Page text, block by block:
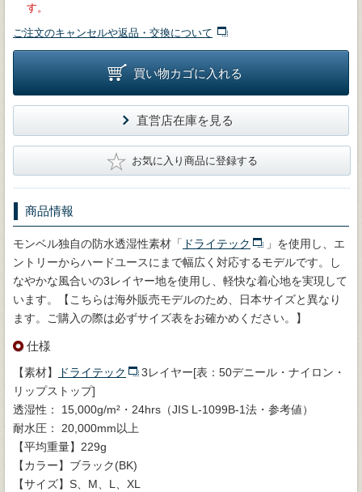
す。
ご注文のキャンセルや返品・交換について
買い物カゴに入れる
直営店在庫を見る
★ お気に入り商品に登録する
商品情報
モンベル独自の防水透湿性素材「 ドライテック
」を使用し、エ
ントリーからハードユースにまで幅広く対応するモデルです。し
なやかな風合いの3レイヤー地を使用し、軽快な着心地を実現して
います。【こちらは海外販売モデルのため、日本サイズと異なり
ます。ご購入の際は必ずサイズ表をお確かめください。】
仕様
【素材】 ドライテック
3レイヤー[表：50デニール・ナイロン・
リップストップ]
透湿性： 15,000g/m²・24hrs（JIS L-1099B-1法・参考値）
耐水圧： 20,000mm以上
【平均重量】229g
【カラー】ブラック(BK)
【サイズ】S、M、L、XL